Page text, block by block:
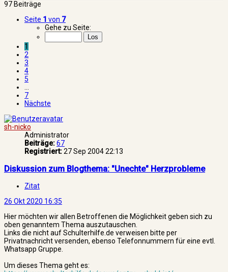
97 Beiträge
Seite 1 von 7
Gehe zu Seite:
1
2
3
4
5
…
7
Nächste
sh-nicko
Administrator
Beiträge:67
Registriert:27 Sep 2004 22:13
Diskussion zum Blogthema: "Unechte" Herzprobleme
Zitat
26 Okt 2020 16:35
Hier möchten wir allen Betroffenen die Möglichkeit geben sich zu
oben genanntem Thema auszutauschen.
Links die nicht auf Schulterhilfe.de verweisen bitte per
Privatnachricht versenden, ebenso Telefonnummern für eine evtl.
Whatsapp Gruppe.
Um dieses Thema geht es: